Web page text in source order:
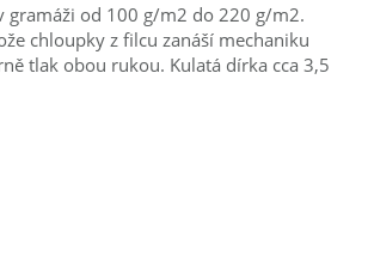
gramáži od 100 g/m2 do 220 g/m2.
chloupky z filcu zanáší mechaniku
tlak obou rukou. Kulatá dírka cca 3,5